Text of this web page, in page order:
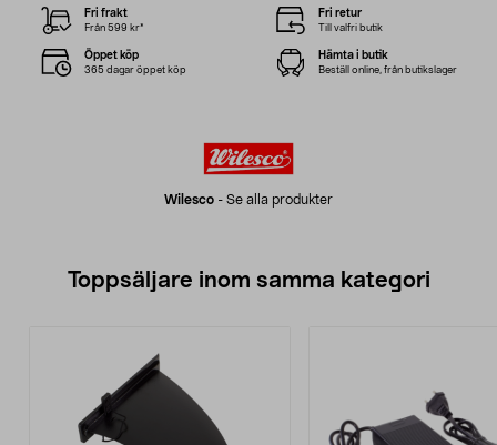
Wilesco - Se alla produkter
Fri frakt
Från 599 kr*
Fri retur
Till valfri butik
Öppet köp
365 dagar öppet köp
Hämta i butik
Beställ online, från butikslager
Toppsäljare inom samma kategori